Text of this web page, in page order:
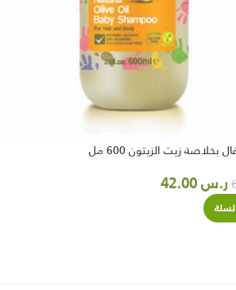
بخلاصة زيت الزيتون 600 مل
ر.س